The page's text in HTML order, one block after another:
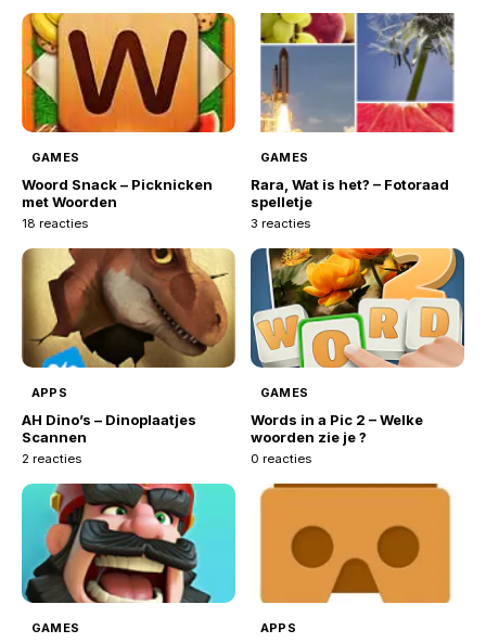
GAMES
Woord Snack – Picknicken
met Woorden
18 reacties
GAMES
Rara, Wat is het? – Fotoraad
spelletje
3 reacties
APPS
AH Dino’s – Dinoplaatjes
Scannen
2 reacties
GAMES
Words in a Pic 2 – Welke
woorden zie je ?
0 reacties
GAMES APPS